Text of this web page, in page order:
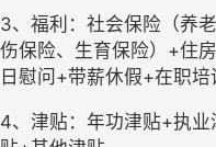
3、福利：社会保险（养
伤保险、生育保险）+住
日慰问+带薪休假+在职
4、津贴：年功津贴+执